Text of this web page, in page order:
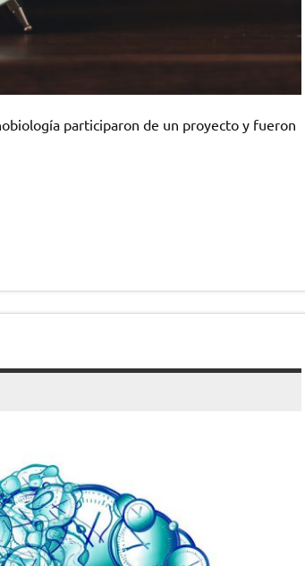
participaron de un proyecto y fueron